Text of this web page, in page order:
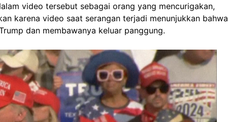
video tersebut sebagai orang yang mencurigakan,
karena video saat serangan terjadi menunjukkan bahwa
dan membawanya keluar panggung.